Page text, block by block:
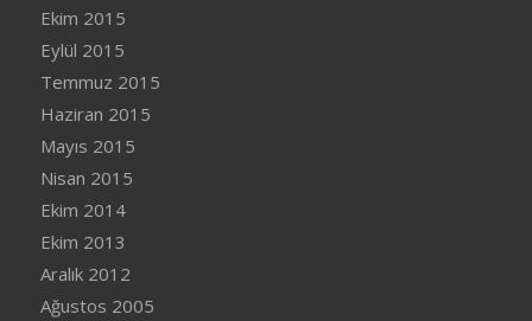
Ekim 2015
Eylül 2015
Temmuz 2015
Haziran 2015
Mayıs 2015
Nisan 2015
Ekim 2014
Ekim 2013
Aralık 2012
Ağustos 2005